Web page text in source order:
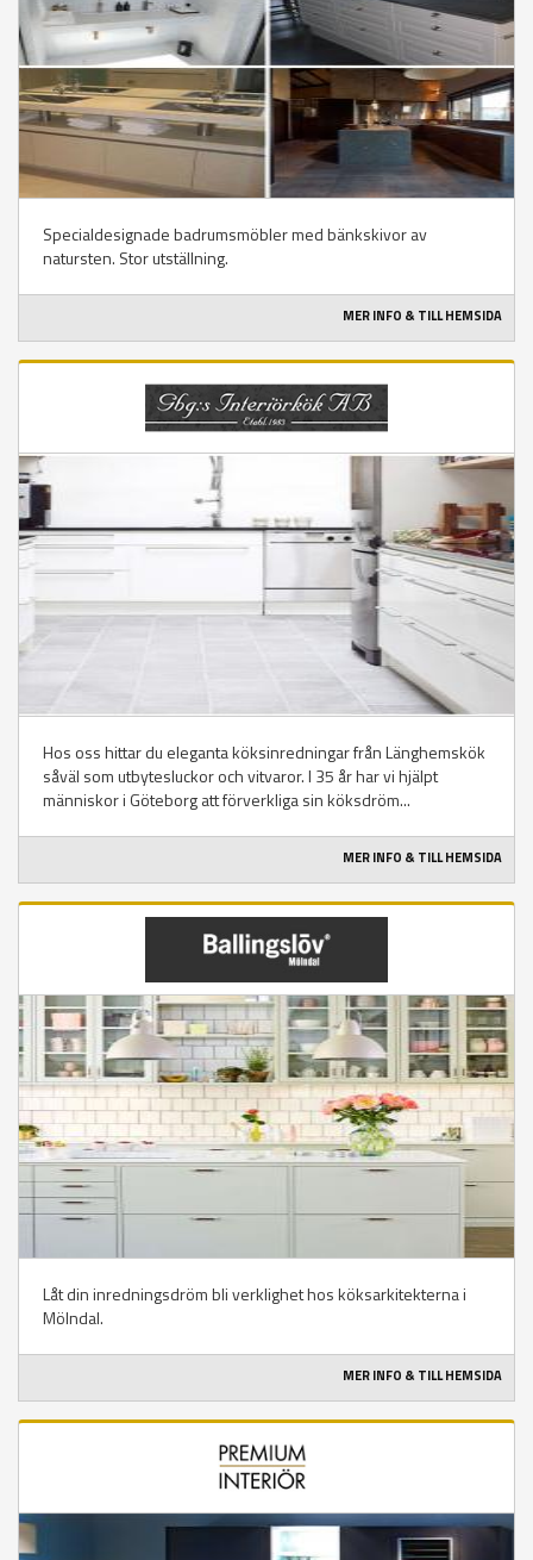
Specialdesignade badrumsmöbler med bänkskivor av
natursten. Stor utställning.
MER INFO & TILL HEMSIDA
Hos oss hittar du eleganta köksinredningar från Länghemskök
såväl som utbytesluckor och vitvaror. I 35 år har vi hjälpt
människor i Göteborg att förverkliga sin köksdröm...
MER INFO & TILL HEMSIDA
Låt din inredningsdröm bli verklighet hos köksarkitekterna i
Mölndal.
MER INFO & TILL HEMSIDA